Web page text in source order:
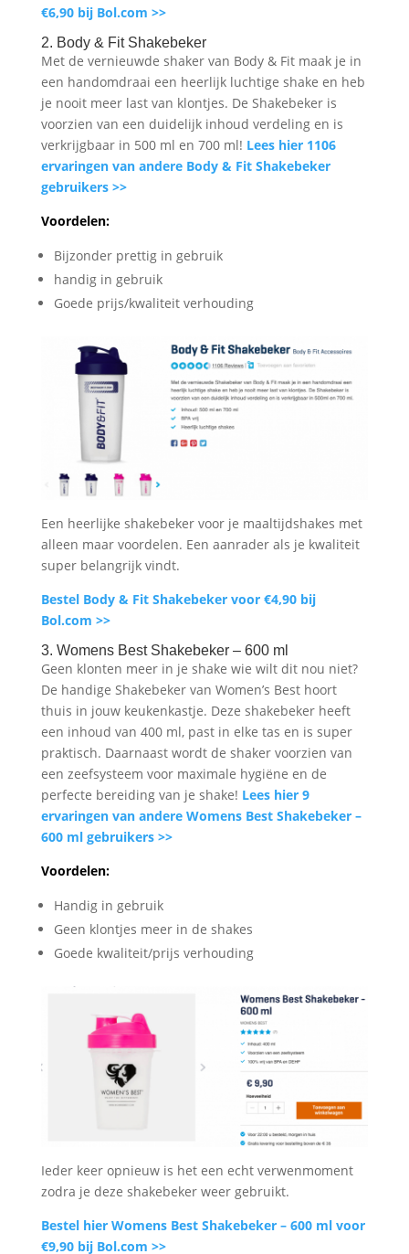
€6,90 bij Bol.com >>
2. Body & Fit Shakebeker
Met de vernieuwde shaker van Body & Fit maak je in
een handomdraai een heerlijk luchtige shake en heb
je nooit meer last van klontjes. De Shakebeker is
voorzien van een duidelijk inhoud verdeling en is
verkrijgbaar in 500 ml en 700 ml! Lees hier 1106
ervaringen van andere Body & Fit Shakebeker
gebruikers >>
Voordelen:
Bijzonder prettig in gebruik
handig in gebruik
Goede prijs/kwaliteit verhouding
Een heerlijke shakebeker voor je maaltijdshakes met
alleen maar voordelen. Een aanrader als je kwaliteit
super belangrijk vindt.
Bestel Body & Fit Shakebeker voor €4,90 bij
Bol.com >>
3. Womens Best Shakebeker – 600 ml
Geen klonten meer in je shake wie wilt dit nou niet?
De handige Shakebeker van Women’s Best hoort
thuis in jouw keukenkastje. Deze shakebeker heeft
een inhoud van 400 ml, past in elke tas en is super
praktisch. Daarnaast wordt de shaker voorzien van
een zeefsysteem voor maximale hygiëne en de
perfecte bereiding van je shake! Lees hier 9
ervaringen van andere Womens Best Shakebeker –
600 ml gebruikers >>
Voordelen:
Handig in gebruik
Geen klontjes meer in de shakes
Goede kwaliteit/prijs verhouding
Ieder keer opnieuw is het een echt verwenmoment
zodra je deze shakebeker weer gebruikt.
Bestel hier Womens Best Shakebeker – 600 ml voor
€9,90 bij Bol.com >>